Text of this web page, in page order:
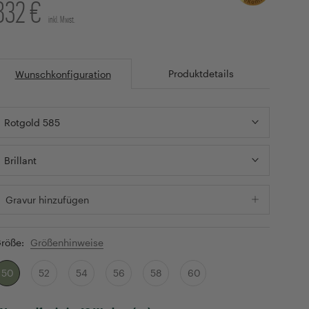
€ inkl. Mwst.
Wunschkonfiguration Produktdetails
Rotgold 585
Brillant
Gravur hinzufügen
Größenhinweise
50 52 54 56 58 60